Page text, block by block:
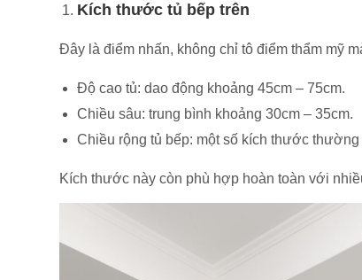
Kích thước tủ bếp trên
Đây là điểm nhấn, không chỉ tô điểm thẩm mỹ
Độ cao tủ: dao động khoảng 45cm – 75cm.
Chiều sâu: trung bình khoảng 30cm – 35cm.
Chiều rộng tủ bếp: một số kích thước
Kích thước này còn phù hợp hoàn toàn với